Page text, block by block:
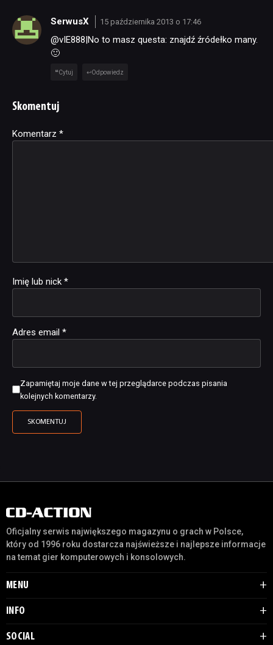
SerwusX 15 października 2013 o 17:46
@vIE888|No to masz questa: znajdź źródełko many.
🙂
Cytuj Odpowiedz
Skomentuj
Komentarz *
Imię lub nick *
Adres email *
Zapamiętaj moje dane w tej przeglądarce podczas pisania
kolejnych komentarzy.
Alternative:
Oficjalny serwis największego magazynu o grach w Polsce,
który od 1996 roku dostarcza najświeższe i najlepsze informacje
na temat gier komputerowych i konsolowych.
MENU
INFO
SOCIAL